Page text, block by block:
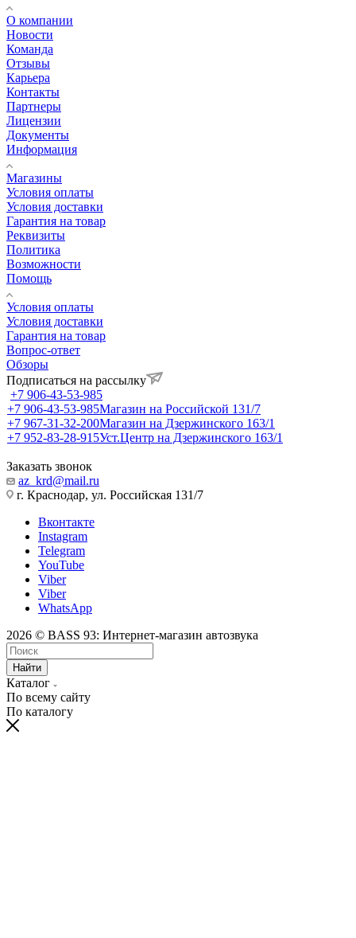
О компании
Новости
Команда
Отзывы
Карьера
Контакты
Партнеры
Лицензии
Документы
Информация
Магазины
Условия оплаты
Условия доставки
Гарантия на товар
Реквизиты
Политика
Возможности
Помощь
Условия оплаты
Условия доставки
Гарантия на товар
Вопрос-ответ
Обзоры
Подписаться на рассылку
+7 906-43-53-985
+7 906-43-53-985Магазин на Российской 131/7
+7 967-31-32-200Магазин на Дзержинского 163/1
+7 952-83-28-915Уст.Центр на Дзержинского 163/1
Заказать звонок
az_krd@mail.ru
г. Краснодар, ул. Российская 131/7
Вконтакте
Instagram
Telegram
YouTube
Viber
Viber
WhatsApp
2026 © BASS 93: Интернет-магазин автозвука
Найти
Каталог
По всему сайту
По каталогу